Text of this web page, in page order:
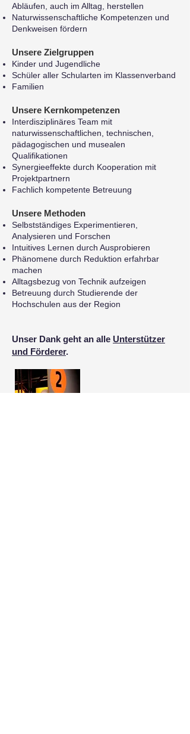
Abläufen, auch im Alltag, herstellen
Naturwissenschaftliche Kompetenzen und
Denkweisen fördern
Unsere Zielgruppen
Kinder und Jugendliche
Schüler aller Schularten im Klassenverband
Familien
Unsere Kernkompetenzen
Interdisziplinäres Team mit
naturwissenschaftlichen, technischen,
pädagogischen und musealen
Qualifikationen
Synergieeffekte durch Kooperation mit
Projektpartnern
Fachlich kompetente Betreuung
Unsere Methoden
Selbstständiges Experimentieren,
Analysieren und Forschen
Intuitives Lernen durch Ausprobieren
Phänomene durch Reduktion erfahrbar
machen
Alltagsbezug von Technik aufzeigen
Betreuung durch Studierende der
Hochschulen aus der Region
Unser Dank geht an alle Unterstützer
und Förderer.